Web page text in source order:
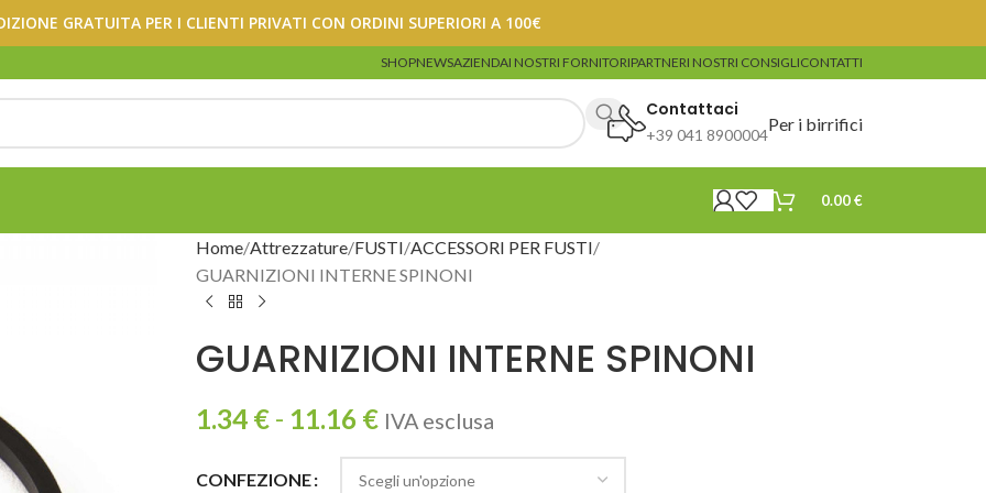
GRATUITA PER I CLIENTI PRIVATI CON ORDINI SUPERIORI A 100€
SHOPNEWSAZIENDAI NOSTRI FORNITORIPARTNERI NOSTRI CONSIGLICONTATTI
Contattaci
+39 041 8900004
Per i birrifici
0.00€
Home Attrezzature FUSTI ACCESSORI PER FUSTI
GUARNIZIONI INTERNE SPINONI
GUARNIZIONI INTERNE SPINONI
1.34 € - 11.16 € IVA esclusa
CONFEZIONE